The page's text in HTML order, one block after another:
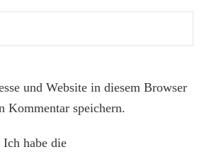
und Website in diesem Browser
Kommentar speichern.
Ich habe die